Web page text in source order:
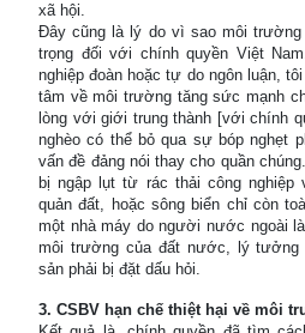
xã hội.
Đây cũng là lý do vì sao môi
trọng đối với chính quyền Việt
nghiệp đoàn hoặc tự do ngôn luận,
tâm về môi trường tăng sức mạnh
lòng với giới trung thành [với chính
nghèo có thể bỏ qua sự bóp nghẹt
vấn đề đảng nói thay cho quần
bị ngập lụt từ rác thải công nghiệp
quản đất, hoặc sông biển chỉ còn
một nhà máy do người nước ngoài
môi trường của đất nước, lý tưởng
sản phải bị đặt dấu hỏi.
3. CSBV hạn chế thiệt hại về môi